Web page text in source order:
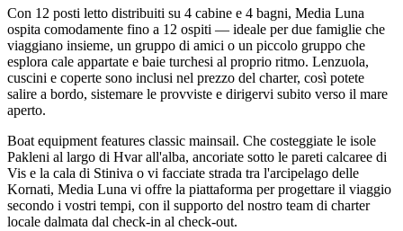
Con 12 posti letto distribuiti su 4 cabine e 4 bagni, Media Luna
ospita comodamente fino a 12 ospiti — ideale per due famiglie che
viaggiano insieme, un gruppo di amici o un piccolo gruppo che
esplora cale appartate e baie turchesi al proprio ritmo. Lenzuola,
cuscini e coperte sono inclusi nel prezzo del charter, così potete
salire a bordo, sistemare le provviste e dirigervi subito verso il mare
aperto.
Boat equipment features classic mainsail. Che costeggiate le isole
Pakleni al largo di Hvar all'alba, ancoriate sotto le pareti calcaree di
Vis e la cala di Stiniva o vi facciate strada tra l'arcipelago delle
Kornati, Media Luna vi offre la piattaforma per progettare il viaggio
secondo i vostri tempi, con il supporto del nostro team di charter
locale dalmata dal check-in al check-out.